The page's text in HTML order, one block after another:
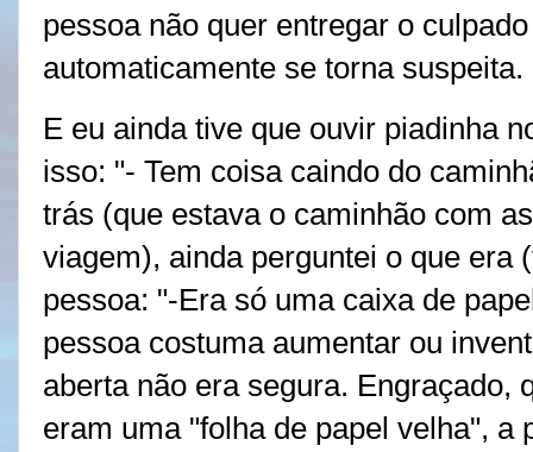
pessoa não quer entregar o
automaticamente se torna suspeita.
E eu ainda tive que ouvir piadinha
isso: "- Tem coisa caindo do
trás (que estava o caminhão com
viagem), ainda perguntei o que era
pessoa: "-Era só uma caixa de
pessoa costuma aumentar ou
aberta não era segura. Engraçado,
eram uma "folha de papel velha", a